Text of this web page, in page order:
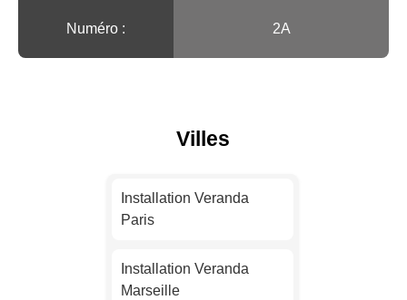
Numéro : 2A
Villes
Installation Veranda
Paris
Installation Veranda
Marseille